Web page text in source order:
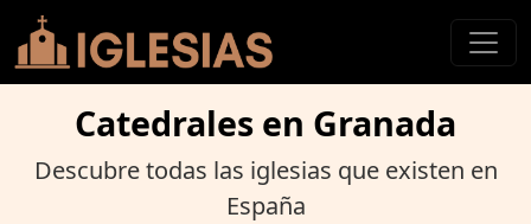
Catedrales en Granada
Descubre todas las iglesias que existen en
España